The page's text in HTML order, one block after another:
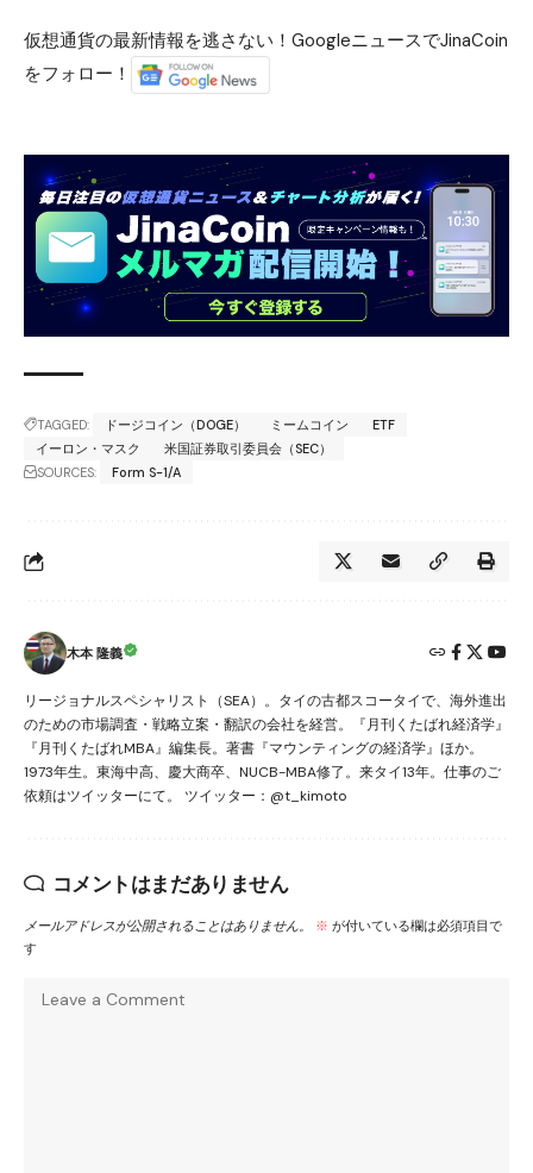
仮想通貨の最新情報を逃さない！GoogleニュースでJinaCoin
をフォロー！
TAGGED: ドージコイン（DOGE） ミームコイン
ETF
イーロン・マスク
米国証券取引委員会（SEC）
SOURCES:
Form S-1/A
木本 隆義
リージョナルスペシャリスト（SEA）。タイの古都スコータイで、海外進出
のための市場調査・戦略立案・翻訳の会社を経営。『月刊くたばれ経済学』
『月刊くたばれMBA』編集長。著書『マウンティングの経済学』ほか。
1973年生。東海中高、慶大商卒、NUCB-MBA修了。来タイ13年。仕事のご
依頼はツイッターにて。 ツイッター：@t_kimoto
コメントはまだありません
メールアドレスが公開されることはありません。 ※ が付いている欄は必須項目で
す